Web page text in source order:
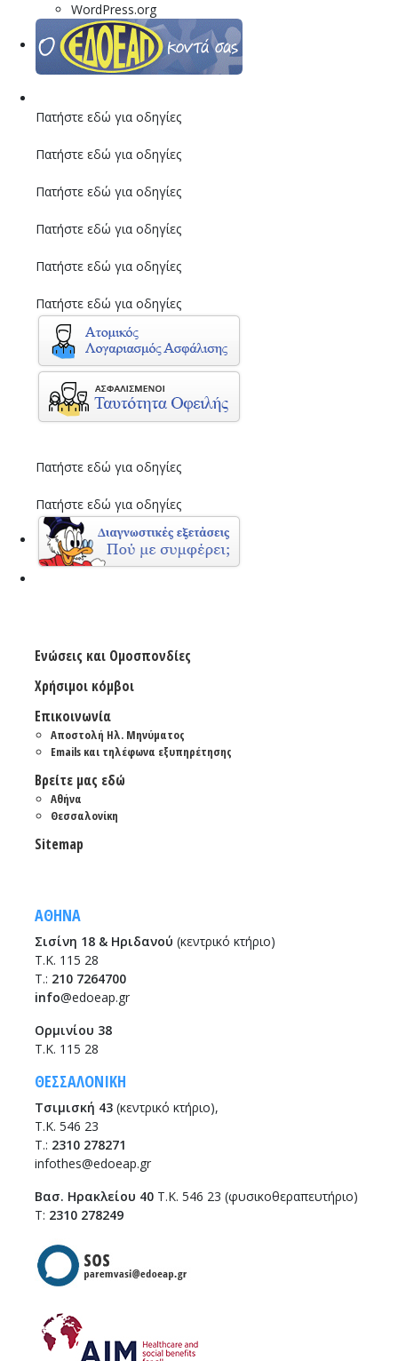
WordPress.org
Πατήστε εδώ για οδηγίες
Πατήστε εδώ για οδηγίες
Πατήστε εδώ για οδηγίες
Πατήστε εδώ για οδηγίες
Πατήστε εδώ για οδηγίες
Πατήστε εδώ για οδηγίες
Πατήστε εδώ για οδηγίες
Πατήστε εδώ για οδηγίες
Ενώσεις και Ομοσπονδίες
Χρήσιμοι κόμβοι
Επικοινωνία
Αποστολή Ηλ. Μηνύματος
Emails και τηλέφωνα εξυπηρέτησης
Βρείτε μας εδώ
Αθήνα
Θεσσαλονίκη
Sitemap
ΑΘΗΝΑ
Σισίνη 18 & Ηριδανού (κεντρικό κτήριο)
Τ.Κ. 115 28
T.: 210 7264700
info@edoeap.gr
Ορμινίου 38
Τ.Κ. 115 28
ΘΕΣΣΑΛΟΝΙΚΗ
Τσιμισκή 43 (κεντρικό κτήριο),
Τ.Κ. 546 23
T.: 2310 278271
infothes@edoeap.gr
Βασ. Ηρακλείου 40 Τ.Κ. 546 23 (φυσικοθεραπευτήριο)
Τ: 2310 278249